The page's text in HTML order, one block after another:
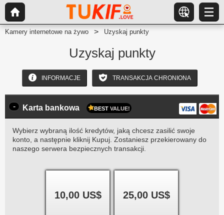
Kamery internetowe na żywo Uzyskaj punkty
Uzyskaj punkty
INFORMACJE TRANSAKCJA CHRONIONA
- Karta bankowa BEST VALUE!
Wybierz wybraną ilość kredytów, jaką chcesz zasilić swoje
konto, a następnie kliknij Kupuj. Zostaniesz przekierowany do
naszego serwera bezpiecznych transakcji.
10,00 US$ 25,00 US$